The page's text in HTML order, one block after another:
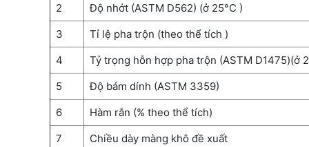
2
Độ nhớt (ASTM D562) (ở 25°C )
3
Tỉ lệ pha trộn (theo thể tích )
4
Tỷ trọng hỗn hợp pha trộn (ASTM D1475)(ở
5
Độ bám dính (ASTM 3359)
6
Hàm rắn (% theo thể tích)
7
Chiều dày màng khô đề xuất